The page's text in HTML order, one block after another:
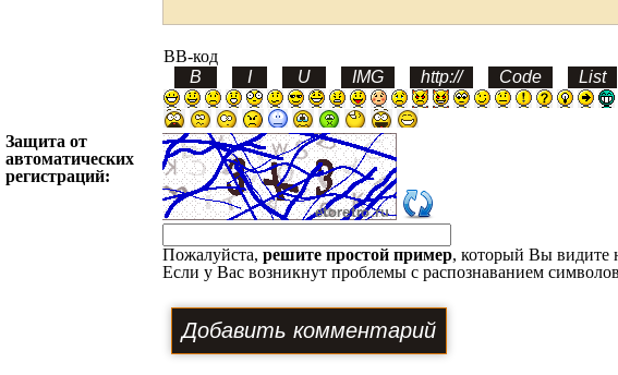
BB-код
Защита от
автоматических
регистраций:
Пожалуйста, решите простой пример, который Вы видите
Если у Вас возникнут проблемы с распознаванием